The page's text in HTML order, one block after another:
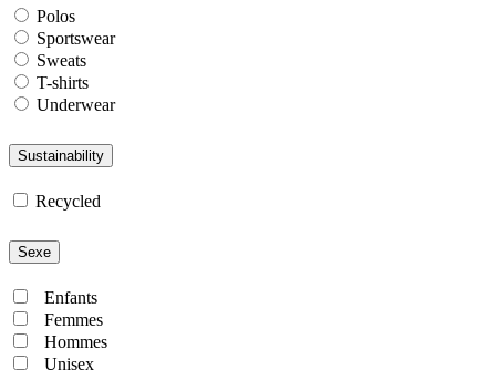
Polos
Sportswear
Sweats
T-shirts
Underwear
Sustainability
Recycled
Sexe
Enfants
Femmes
Hommes
Unisex